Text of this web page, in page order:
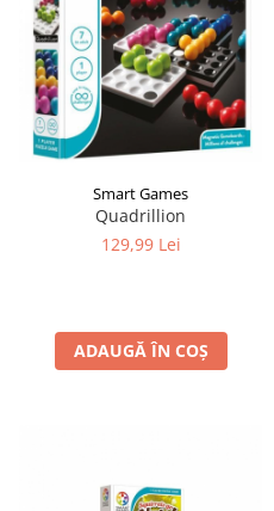
Smart Games
Quadrillion
129,99 Lei
ADAUGĂ ÎN COȘ